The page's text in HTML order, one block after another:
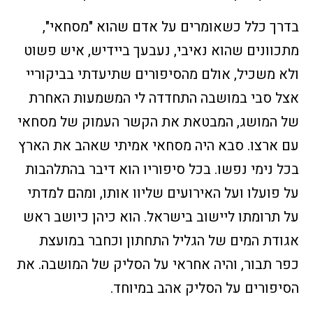
בדרך כלל כשאומרים על אדם שהוא "מסחאי",
מתכוונים שהוא נאיבי, נעבעך ביידיש, איש פשוט
ולא משכיל, אולם מהסיפורים שתיעדתי בביקוריי
אצל סבי במושבה התחדדה לי המשמעות האחרת
של המושג, המבטאת את הקשר העמוק של מסחאי
עם ארצו. סבא היה מסחאי אמיתי שאהב את הארץ
בכל נימי נפשו. בכל סיפוריו הוא דיבר בהתלהבות
על פועלו ועל האירועים שליוו אותו, ומהם למדתי
על תרומתו ליישוב בישראל. הוא כיהן כיושב ראש
אגודת המים של הגליל התחתון וכחבר במועצת
כפר תבור, והיה אחראי על הסליק של המושבה. את
הסיפורים על הסליק אהב במיוחד.